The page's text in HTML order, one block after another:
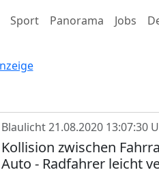
Sport Panorama Jobs
Blaulicht21.08.2020 13:07:30
Kollision zwischen
Auto - Radfahrer leicht